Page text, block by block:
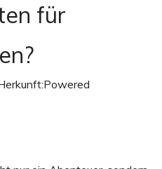
für
Powered